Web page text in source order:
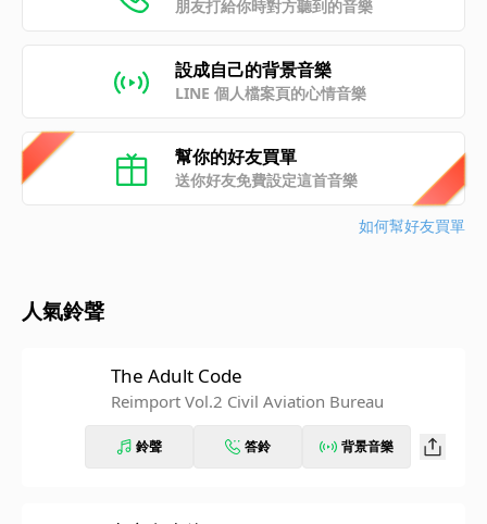
朋友打給你時對方聽到的音樂
設成自己的背景音樂
LINE 個人檔案頁的心情音樂
幫你的好友買單
送你好友免費設定這首音樂
如何幫好友買單
人氣鈴聲
The Adult Code
Reimport Vol.2 Civil Aviation Bureau
鈴聲 答鈴 背景音樂